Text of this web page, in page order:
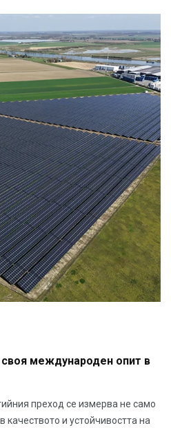
международен опит в
преход се измерва не само
и устойчивостта на